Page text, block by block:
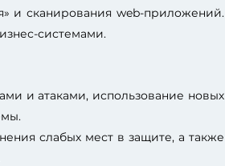
и сканирования web-приложений.
системами.
и атаками, использование новых
слабых мест в защите, а также